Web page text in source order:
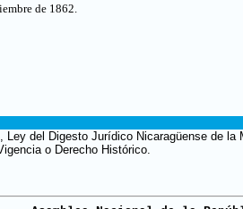
de 1862.
del Digesto Jurídico Nicaragüense de
o Derecho Histórico.